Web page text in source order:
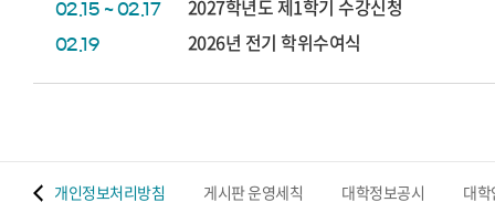
02.15 ~ 02.17 2027학년도 제1학기 수강신청
02.19 2026년 전기 학위수여식
개인정보처리방침 게시판 운영세칙 대학정보공시 대